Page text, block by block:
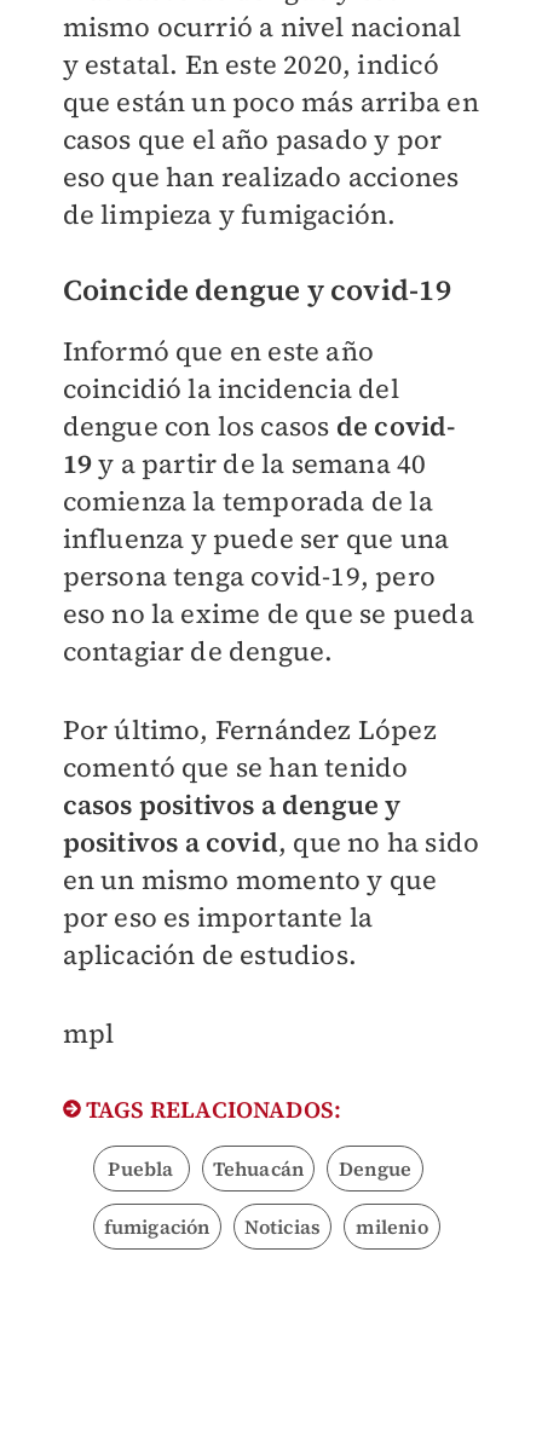
mismo ocurrió a nivel nacional
y estatal. En este 2020, indicó
que están un poco más arriba en
casos que el año pasado y por
eso que han realizado acciones
de limpieza y fumigación.
Coincide dengue y covid-19
Informó que en este año
coincidió la incidencia del
dengue con los casos de covid-
19y a partir de la semana 40
comienza la temporada de la
influenza y puede ser que una
persona tenga covid-19, pero
eso no la exime de que se pueda
contagiar de dengue.
Por último, Fernández López
comentó que se han tenido
casos positivos a dengue y
positivos a covid, que no ha sido
en un mismo momento y que
por eso es importante la
aplicación de estudios.
mpl
TAGS RELACIONADOS:
Puebla Tehuacán Dengue
fumigación Noticias milenio